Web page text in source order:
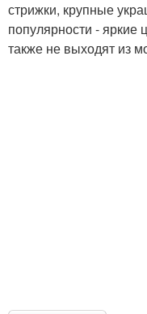
стрижки, крупные
популярности - яркие
также не выходят из